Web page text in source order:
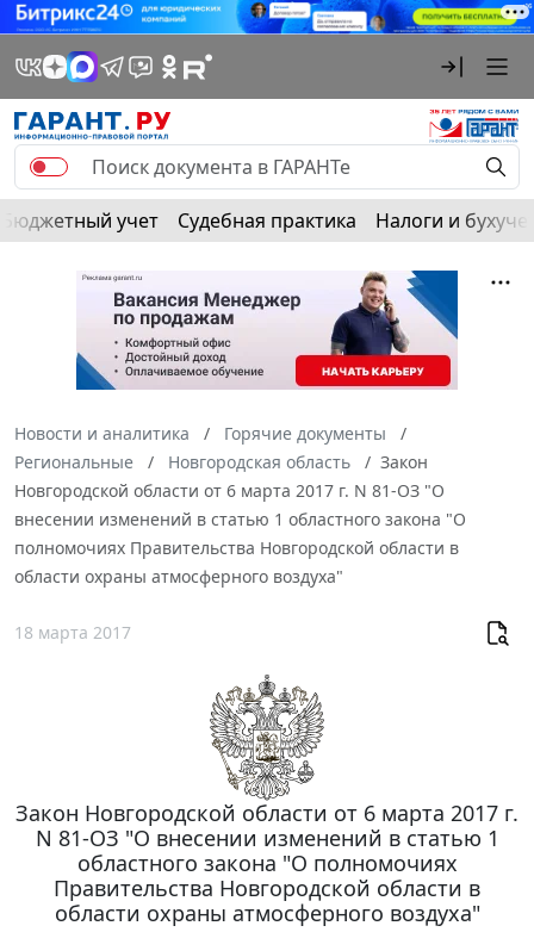
Бюджетный учет Судебная практика Налоги и
Новости и аналитика
Горячие документы
Региональные
Новгородская область
Закон
Новгородской области от 6 марта 2017 г. N 81-ОЗ "О
внесении изменений в статью 1 областного закона "О
полномочиях Правительства Новгородской области в
области охраны атмосферного воздуха"
18 марта 2017
Закон Новгородской области от 6 марта 2017 г.
N 81-ОЗ "О внесении изменений в статью 1
областного закона "О полномочиях
Правительства Новгородской области в
области охраны атмосферного воздуха"